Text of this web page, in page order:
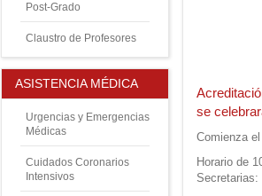
se
Comienza
Horario de
Post-Grado
Claustro de Profesores
ASISTENCIA MÉDICA
Urgencias y Emergencias
Médicas
Cuidados Coronarios
Intensivos